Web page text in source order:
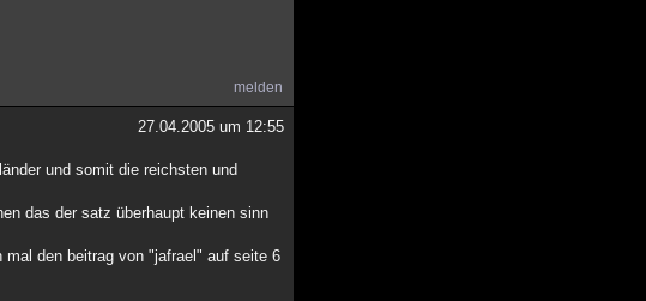
melden
27.04.2005 um 12:55
und somit die reichsten und
das der satz überhaupt keinen sinn
den beitrag von "jafrael" auf seite 6